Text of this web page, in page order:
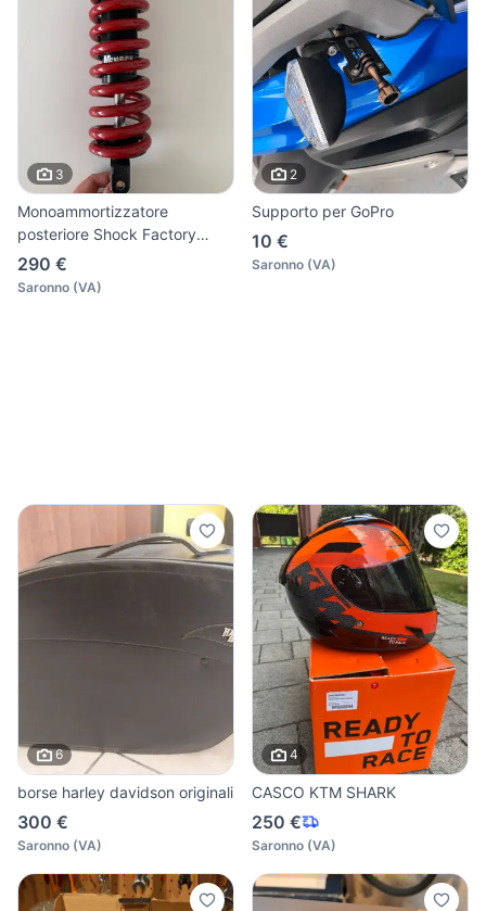
3
Monoammortizzatore
posteriore Shock Factory
rosso
290 €
Saronno (VA)
2
Supporto per GoPro
10 €
Saronno (VA)
6
borse harley davidson originali
300 €
Saronno (VA)
4
CASCO KTM SHARK
250 €
Saronno (VA)